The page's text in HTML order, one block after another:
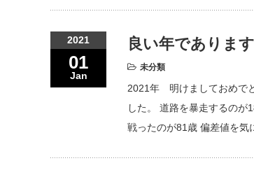
2021
01
Jan
良い年でありま
未分類
2021年 明けましておめで
した。 道路を暴走するのが
戦ったのが81歳 偏差値を気